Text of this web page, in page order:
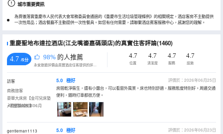
城市重要資訊
為貫徹落實重慶市人民代表大會常務委員會通過的《重慶市生活垃圾管理條例》的相關規定，酒店客房不主動提供
一次性用品；酒店餐廳不主動提供一次性餐具。如您有任何需要，請聯繫酒店賓客服務中心，感謝您的理解。
重慶聖地布達拉酒店(江北嘴鎏嘉碼頭店)的真實住客評論(1460)
4.7 /5分 98% 的人推薦
永安旅遊評價由真實酒店住客提供的評價。
4.7
位置
4.7
清潔度
4.7
服務
4.7
設施
訪客
商務旅客
豪華大床房【金可兒床墊
+零壓鵝絨枕】
入住於2026年06月
5.0 極好
評價於：2026年06月25日
房間乾淨衞生，還有小露台，可以看窗外風景。床也特別舒適，服務態度特別好。周邊交通
便利，隨時打車都很方便。
gentleman1113 5.0 極好 評價於：2026年06月23日